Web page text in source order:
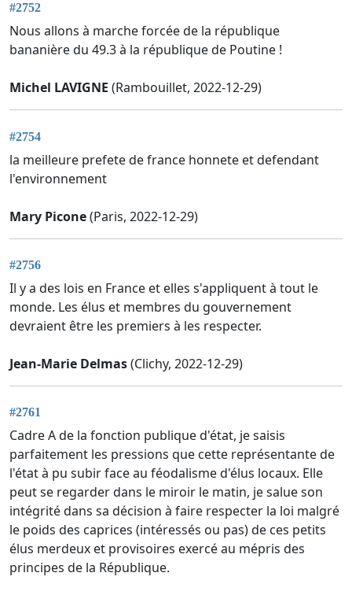
#2752
Nous allons à marche forcée de la république
bananière du 49.3 à la république de Poutine !
Michel LAVIGNE (Rambouillet, 2022-12-29)
#2754
la meilleure prefete de france honnete et defendant
l'environnement
Mary Picone(Paris, 2022-12-29)
#2756
Il y a des lois en France et elles s'appliquent à tout le
monde. Les élus et membres du gouvernement
devraient être les premiers à les respecter.
Jean-Marie Delmas(Clichy, 2022-12-29)
#2761
Cadre A de la fonction publique d'état, je saisis
parfaitement les pressions que cette représentante de
l'état à pu subir face au féodalisme d'élus locaux. Elle
peut se regarder dans le miroir le matin, je salue son
intégrité dans sa décision à faire respecter la loi malgré
le poids des caprices (intéressés ou pas) de ces petits
élus merdeux et provisoires exercé au mépris des
principes de la République.